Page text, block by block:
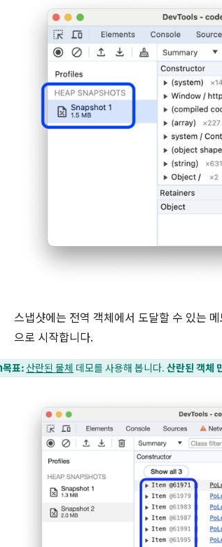
스냅샷에는 전역 객체에서 도달할 수 있는
으로 시작합니다.
목표: 산란된 물체 데모를 사용해 봅니다. 산란된 객체